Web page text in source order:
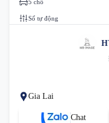
5 chỗ
Số tự động
Gia Lai
Chat